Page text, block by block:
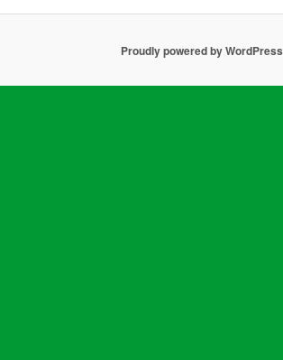
Proudly powered by WordPress